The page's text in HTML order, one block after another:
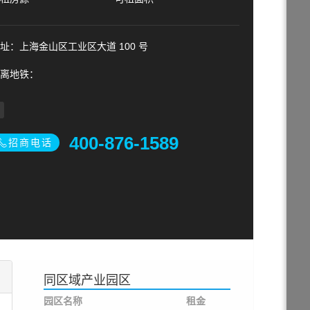
：上海金山区工业区大道 100 号
地铁：
招商电话 400-876-1589
同区域产业园区
园区名称 租金